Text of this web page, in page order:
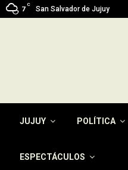
7
C
San Salvador de Jujuy
del pago de la tasa por…
JUJUY POLÍTICA
ESPECTÁCULOS